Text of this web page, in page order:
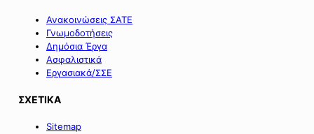
Ανακοινώσεις ΣΑΤΕ
Γνωμοδοτήσεις
Δημόσια Έργα
Ασφαλιστικά
Εργασιακά/ΣΣΕ
ΣΧΕΤΙΚΑ
Sitemap